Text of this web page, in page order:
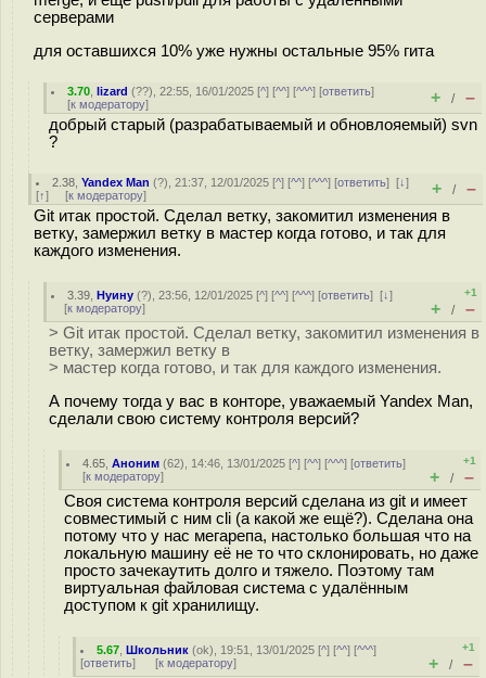
серверами
для оставшихся 10% уже нужны остальные 95% гита
3.70 ,lizard (??), 22:55, 16/01/2025 [^] [^^] [^^^] [ответить]
[к модератору] + / –
добрый старый (разрабатываемый и обновлояемый) svn
?
2.38 ,Yandex Man (?), 21:37, 12/01/2025 [^] [^^] [^^^] [ответить][↓]
[↑] [к модератору] + / –
Git итак простой. Сделал ветку, закомитил изменения в
ветку, замержил ветку в мастер когда готово, и так для
каждого изменения.
3.39 ,Нуину (?), 23:56, 12/01/2025 [^] [^^] [^^^] [ответить][↓]
[к модератору]
+1
+ / –
> Git итак простой. Сделал ветку, закомитил изменения в
ветку, замержил ветку в
> мастер когда готово, и так для каждого изменения.
А почему тогда у вас в конторе, уважаемый Yandex Man,
сделали свою систему контроля версий?
4.65 ,Аноним (62), 14:46, 13/01/2025 [^] [^^] [^^^] [ответить]
[к модератору]
+1
+ / –
Своя система контроля версий сделана из git и имеет
совместимый с ним cli (а какой же ещё?). Сделана она
потому что у нас мегарепа, настолько большая что на
локальную машину её не то что склонировать, но даже
просто зачекаутить долго и тяжело. Поэтому там
виртуальная файловая система с удалённым
доступом к git хранилищу.
5.67 ,Школьник (ok), 19:51, 13/01/2025 [^] [^^] [^^^]
[ответить] [к модератору]
+1
+ / –